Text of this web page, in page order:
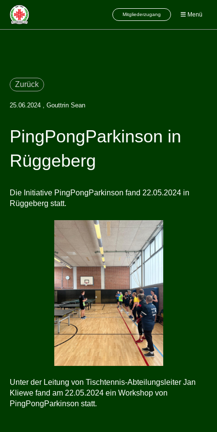
Mitgliederzugang Menü
Zurück
25.06.2024 , Gouttrin Sean
PingPongParkinson in
Rüggeberg
Die Initiative PingPongParkinson fand 22.05.2024 in
Rüggeberg statt.
Unter der Leitung von Tischtennis-Abteilungsleiter Jan
Kliewe fand am 22.05.2024 ein Workshop von
PingPongParkinson statt.